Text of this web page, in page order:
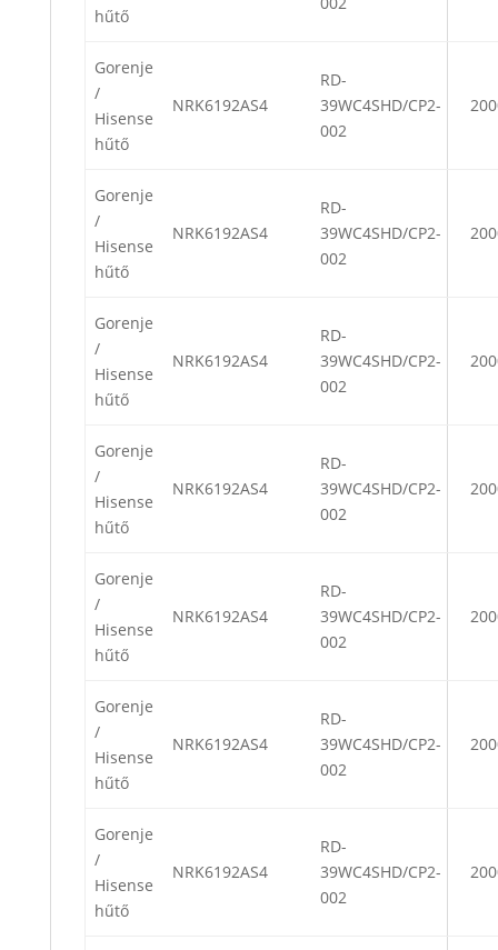
hűtő
Gorenje
/
Hisense
hűtő
NRK6192AS4
RD-
39WC4SHD/CP2-
002
Gorenje
/
Hisense
hűtő
NRK6192AS4
RD-
39WC4SHD/CP2-
002
Gorenje
/
Hisense
hűtő
NRK6192AS4
RD-
39WC4SHD/CP2-
002
Gorenje
/
Hisense
hűtő
NRK6192AS4
RD-
39WC4SHD/CP2-
002
Gorenje
/
Hisense
hűtő
NRK6192AS4
RD-
39WC4SHD/CP2-
002
Gorenje
/
Hisense
hűtő
NRK6192AS4
RD-
39WC4SHD/CP2-
002
Gorenje
/
Hisense
hűtő
NRK6192AS4
RD-
39WC4SHD/CP2-
002